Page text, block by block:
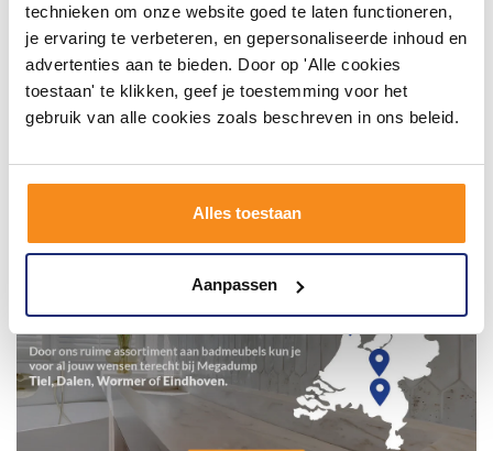
technieken om onze website goed te laten functioneren,
je ervaring te verbeteren, en gepersonaliseerde inhoud en
advertenties aan te bieden. Door op 'Alle cookies
toestaan' te klikken, geef je toestemming voor het
gebruik van alle cookies zoals beschreven in ons beleid.
Alles toestaan
Aanpassen